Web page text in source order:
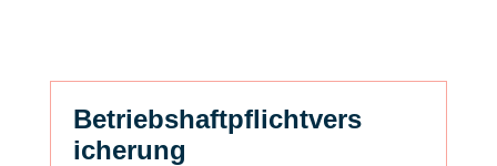
Betriebshaftpflichtvers
icherung